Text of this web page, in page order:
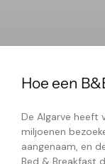
Hoe een
De Algarve heeft
miljoenen
aangenaam, en
Bed & Breakfast